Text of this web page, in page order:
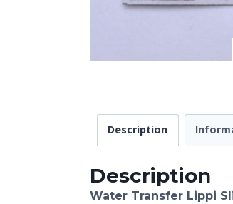
Description
Description
Water Transfer Lippi